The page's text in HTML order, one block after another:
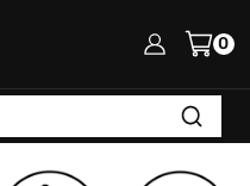
0
Search